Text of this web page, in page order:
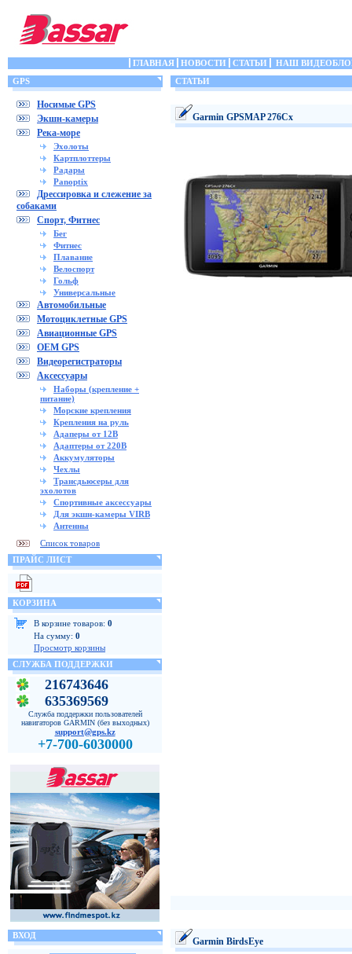
ГЛАВНАЯ НОВОСТИ СТАТЬИ
НАШ
GPS
Носимые GPS
Экшн-камеры
Река-море
Эхолоты
Картплоттеры
Радары
Panoptix
Дрессировка и слежение за
собаками
Спорт, Фитнес
Бег
Фитнес
Плавание
Велоспорт
Гольф
Универсальные
Автомобильные
Мотоциклетные GPS
Авиационные GPS
OEM GPS
Видеорегистраторы
Аксессуары
Наборы (крепление +
питание)
Морские крепления
Крепления на руль
Адаперы от 12В
Адаптеры от 220В
Аккумуляторы
Чехлы
Трансдьюсеры для
эхолотов
Спортивные аксессуары
Для экшн-камеры VIRB
Антенны
Список товаров
ПРАЙС ЛИСТ
КОРЗИНА
В корзине товаров: 0
На сумму: 0
Просмотр корзины
СЛУЖБА ПОДДЕРЖКИ
216743646
635369569
Служба поддержки пользователей
навигаторов GARMIN (без выходных)
support@gps.kz
+7-700-6030000
ВХОД
СТАТЬИ
Garmin GPSMAP 276Cx
Garmin BirdsEye